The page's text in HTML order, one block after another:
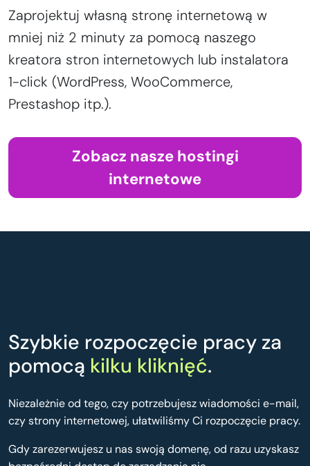
Zaprojektuj własną stronę internetową w
mniej niż 2 minuty za pomocą naszego
kreatora stron internetowych lub instalatora
1-click (WordPress, WooCommerce,
Prestashop itp.).
Zobacz nasze hostingi
internetowe
Szybkie rozpoczęcie pracy za
pomocą kilku kliknięć.
Niezależnie od tego, czy potrzebujesz wiadomości e-mail,
czy strony internetowej, ułatwiliśmy Ci rozpoczęcie pracy.
Gdy zarezerwujesz u nas swoją domenę, od razu uzyskasz